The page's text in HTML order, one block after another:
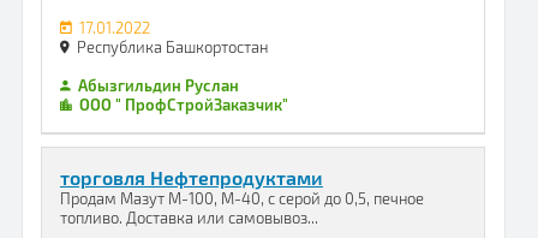
17.01.2022
Республика Башкортостан
Абызгильдин Руслан
OOO " ПрофСтройЗаказчик"
торговля Нефтепродуктами
Продам Мазут М-100, М-40, с серой до 0,5, печное
топливо. Доставка или самовывоз...